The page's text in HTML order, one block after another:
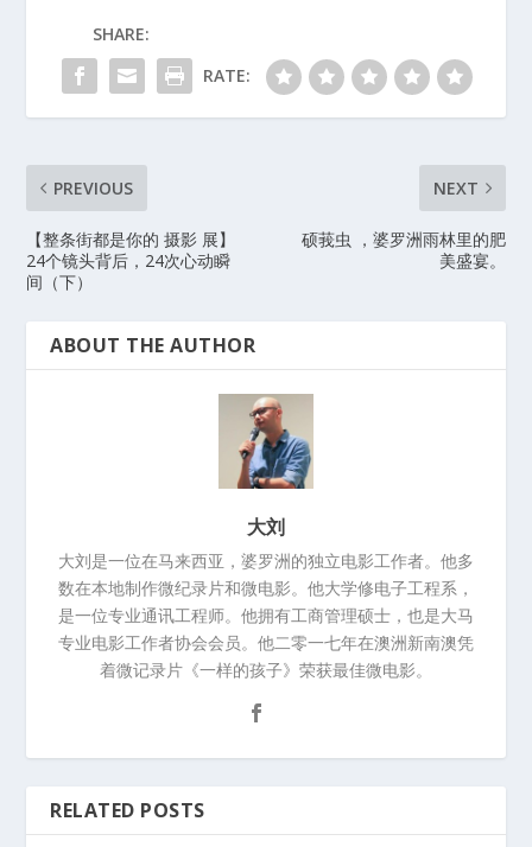
SHARE:
RATE:
PREVIOUS
【整条街都是你的 摄影 展】
24个镜头背后，24次心动瞬
间（下）
NEXT
硕莪虫 ，婆罗洲雨林里的肥
美盛宴。
ABOUT THE AUTHOR
大刘
⼤刘是⼀位在马来西亚，婆罗洲的独⽴电影⼯作者。他多
数在本地制作微纪录⽚和微电影。他⼤学修电⼦⼯程系，
是⼀位专业通讯⼯程师。他拥有⼯商管理硕⼠，也是⼤马
专业电影⼯作者协会会员。他⼆零⼀七年在澳洲新南澳凭
着微记录⽚《⼀样的孩⼦》荣获最佳微电影。
RELATED POSTS